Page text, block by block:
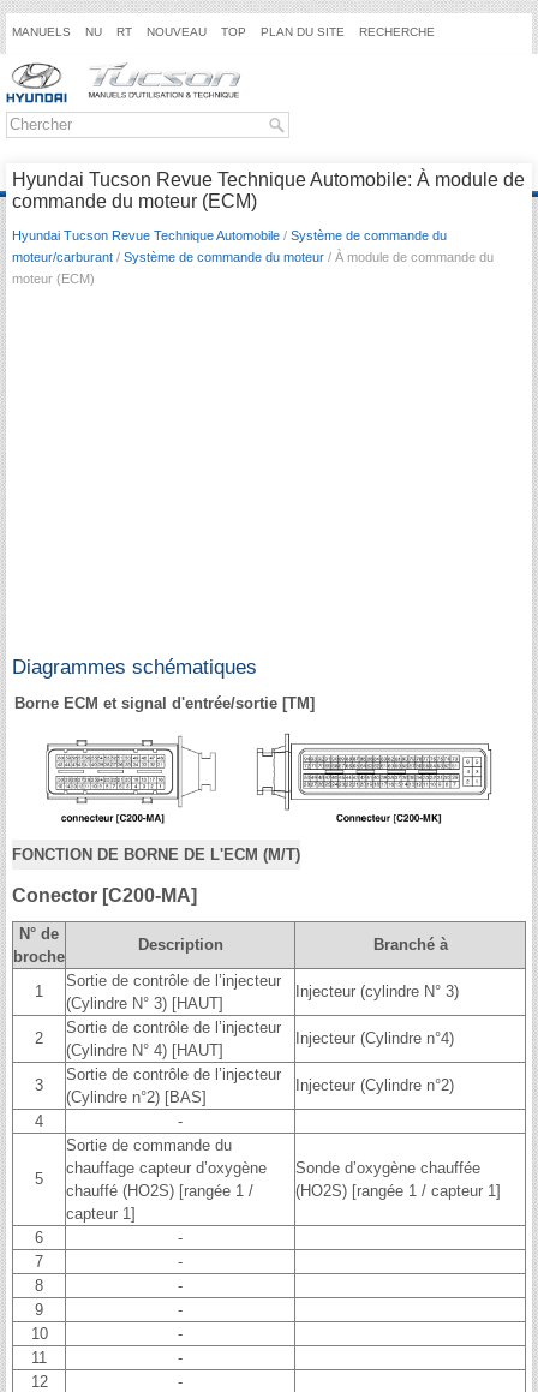
MANUELS NU RT NOUVEAU TOP PLAN DU SITE RECHERCHE
Hyundai Tucson Revue Technique Automobile: À module de
commande du moteur (ECM)
Hyundai Tucson Revue Technique Automobile / Système de commande du
moteur/carburant / Système de commande du moteur / À module de commande du
moteur (ECM)
Diagrammes schématiques
Borne ECM et signal d'entrée/sortie [TM]
FONCTION DE BORNE DE L'ECM (M/T)
Conector [C200-MA]
N° de
broche
Description Branché à
1
Sortie de contrôle de l’injecteur
(Cylindre N° 3) [HAUT]
Injecteur (cylindre N° 3)
2
Sortie de contrôle de l’injecteur
(Cylindre N° 4) [HAUT]
Injecteur (Cylindre n°4)
3
Sortie de contrôle de l’injecteur
(Cylindre n°2) [BAS]
Injecteur (Cylindre n°2)
4
-
5
Sortie de commande du
chauffage capteur d’oxygène
chauffé (HO2S) [rangée 1 /
capteur 1]
Sonde d’oxygène chauffée
(HO2S) [rangée 1 / capteur 1]
6
-
7
-
8
-
9
-
10
-
11
-
12
-